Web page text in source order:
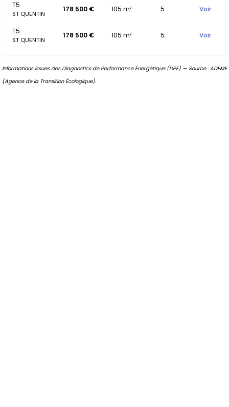
T5
ST QUENTIN
178 500 € 105 m² 5 Voir
T5
ST QUENTIN
178 500 € 105 m² 5 Voir
Informations issues des Diagnostics de Performance Énergétique (DPE) — Source : ADEME
(Agence de la Transition Écologique).